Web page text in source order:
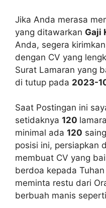
Jika Anda merasa
yang ditawarkan Gaji
Anda, segera
dengan CV yang
Surat Lamaran yang
di tutup pada 2023-
Saat Postingan ini
setidaknya 120
minimal ada 120
posisi ini, persiapkan
membuat CV yang
berdoa kepada
meminta restu dari
berbuah manis